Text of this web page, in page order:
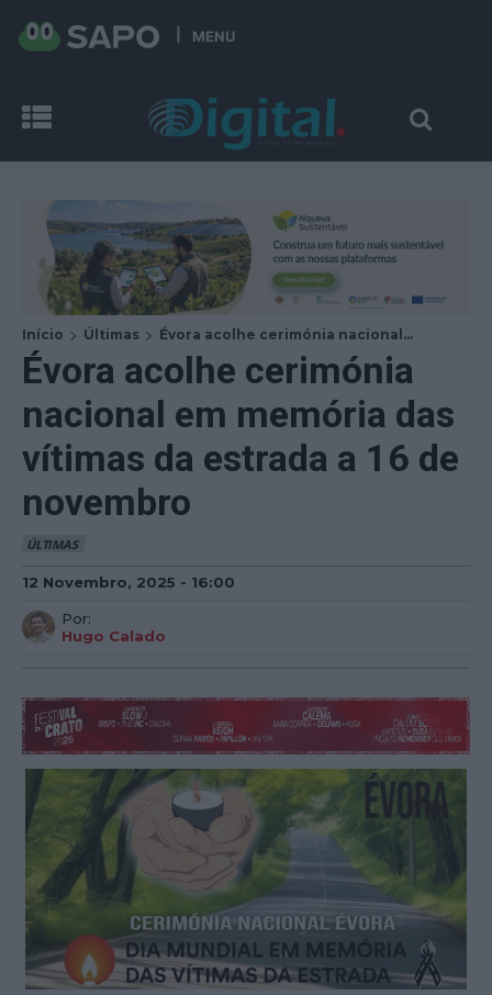
MENU
Início Últimas Évora acolhe cerimónia nacional...
Évora acolhe cerimónia
nacional em memória das
vítimas da estrada a 16 de
novembro
ÚLTIMAS
12 Novembro, 2025 - 16:00
Por:
Hugo Calado